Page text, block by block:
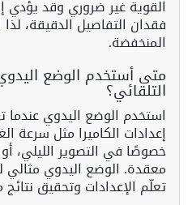
القوية غير ضروري وقد يؤدي
فقدان التفاصيل الدقيقة، لذا
المنخفضة.
التلقائي؟
استخدم الوضع اليدوي عندما
خصوصًا في التصوير الليلي،
معقدة. الوضع اليدوي مثالي
تعلّم الإعدادات وتحقيق